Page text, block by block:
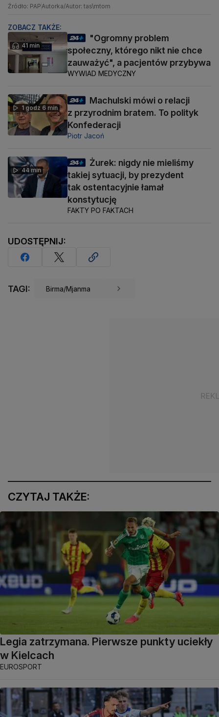
Źródło: PAPAutorka/Autor: tas\mtom
ZOBACZ TAKŻE:
41 min
"Ogromny problem
społeczny, którego nikt nie chce
zauważyć", a pacjentów przybywa
WYWIAD MEDYCZNY
1 godz 6 min
Machulski mówi o relacji
z przyrodnim bratem. To polityk
Konfederacji
Piotr Jacoń
44 min
Żurek: nigdy nie mieliśmy
takiej sytuacji, by prezydent
tak ostentacyjnie łamał
konstytucję
FAKTY PO FAKTACH
UDOSTĘPNIJ:
TAGI: Birma/Mjanma
CZYTAJ TAKŻE:
Legia zatrzymana. Pierwsze punkty uciekły
w Kielcach
EUROSPORT